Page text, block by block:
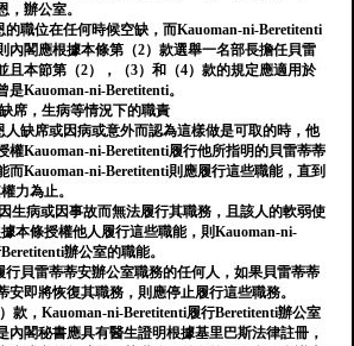
，辦公室。
的職位在任何時候空缺，而Kauoman-ni-Beretitenti
內閣應根據本條第（2）款選舉一名部長擔任貝雷
且本節第（2），（3）和（4）款的規定應適用於
是Kauoman-ni-Beretitenti。
席，生病等情況下的職責
人缺席或因病或意外而認為這樣做是可取的時，他
權Kauoman-ni-Beretitenti履行他所指明的貝雷蒂蒂
而Kauoman-ni-Beretitenti則應履行這些職能，直到
力為止。
生病或因事故而無法履行其職務，且該人的軟弱使
本條授權他人履行這些職能，則Kauoman-ni-
辦公室的職能。
行貝雷蒂蒂安辦公室職務的任何人，如果貝雷蒂蒂
安即將恢復其職務，則應停止履行這些職務。
款，Kauoman-ni-Beretitenti履行Beretitenti辦公室
內閣秘書應具有醫生證明根據基里巴斯法律註冊，